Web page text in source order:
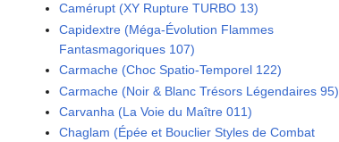
Camérupt (XY Rupture TURBO 13)
Capidextre (Méga-Évolution Flammes
Fantasmagoriques 107)
Carmache (Choc Spatio-Temporel 122)
Carmache (Noir & Blanc Trésors Légendaires 95)
Carvanha (La Voie du Maître 011)
Chaglam (Épée et Bouclier Styles de Combat